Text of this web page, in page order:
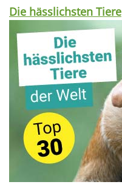
Die hässlichsten Tiere